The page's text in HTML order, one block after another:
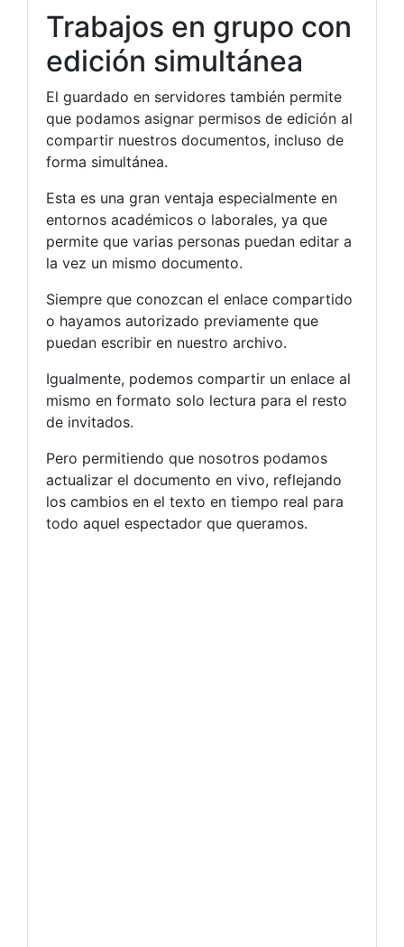
Trabajos en grupo con
edición simultánea
El guardado en servidores también permite
que podamos asignar permisos de edición al
compartir nuestros documentos, incluso de
forma simultánea.
Esta es una gran ventaja especialmente en
entornos académicos o laborales, ya que
permite que varias personas puedan editar a
la vez un mismo documento.
Siempre que conozcan el enlace compartido
o hayamos autorizado previamente que
puedan escribir en nuestro archivo.
Igualmente, podemos compartir un enlace al
mismo en formato solo lectura para el resto
de invitados.
Pero permitiendo que nosotros podamos
actualizar el documento en vivo, reflejando
los cambios en el texto en tiempo real para
todo aquel espectador que queramos.